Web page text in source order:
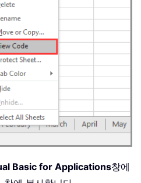
Basic for Applications창에